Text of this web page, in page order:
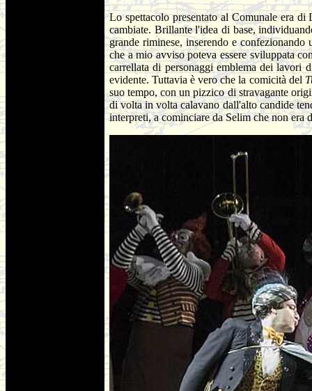
Lo spettacolo presentato al Comunale era
cambiate. Brillante l'idea di base,
grande riminese, inserendo e
che a mio avviso poteva essere sviluppata
carrellata di personaggi emblema dei lavori
evidente. Tuttavia è vero che la comicità del
suo tempo, con un pizzico di stravagante
di volta in volta calavano dall'alto candide
interpreti, a cominciare da Selim che non